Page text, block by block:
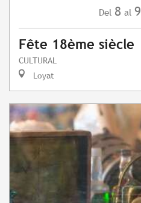
Del 8 al 9
Fête 18ème siècle
CULTURAL
Loyat